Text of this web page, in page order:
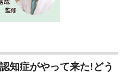
知症がやって来た!どう